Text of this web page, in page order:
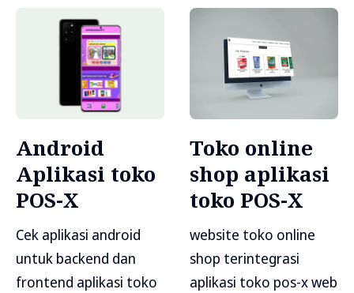
Android
Aplikasi toko
POS-X
Cek aplikasi android
untuk backend dan
frontend aplikasi toko
Toko online
shop aplikasi
toko POS-X
website toko online
shop terintegrasi
aplikasi toko pos-x web